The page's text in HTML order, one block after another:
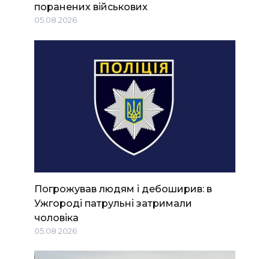
поранених військових
05.08.2026
Погрожував людям і дебоширив: в
Ужгороді патрульні затримали
чоловіка
05.08.2026